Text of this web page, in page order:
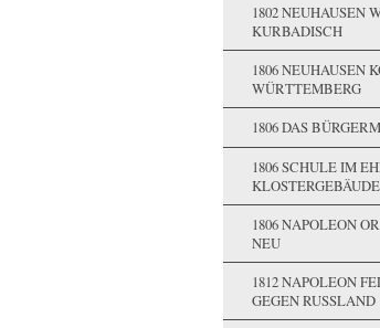
1802 NEUHAUSEN
KURBADISCH
1806 NEUHAUSEN
WÜRTTEMBERG
1806 DAS
1806 SCHULE IM
KLOSTERGEBÄUDE
1806 NAPOLEON
NEU
1812 NAPOLEON
GEGEN RUSSLAND